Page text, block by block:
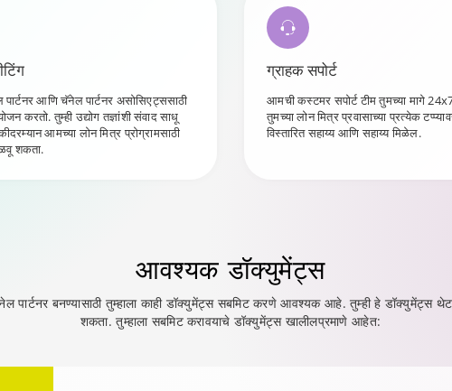
आणि चॅनेल पार्टनर असोसिएट्ससाठी
करतो. तुम्ही उद्योग तज्ञांशी संवाद साधू
आमच्या लोन मित्र प्रोग्रामसाठी
शकता.
ग्राहक सपोर्ट
आमची कस्टमर सपोर्ट टीम तुमच्या मागे
तुमच्या लोन मित्र प्रवासाच्या प्रत्येक
विस्तारित सहाय्य आणि सहाय्य मिळेल.
आवश्यकडॉक्युमेंट्स
पार्टनर बनण्यासाठी तुम्हाला काही डॉक्युमेंट्स सबमिट करणे आवश्यक आहे. तुम्ही हे
शकता. तुम्हाला सबमिट करावयाचे डॉक्युमेंट्स खालीलप्रमाणे आहेत: